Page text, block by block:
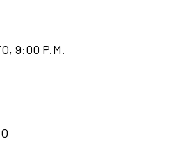
9:00 P.M.